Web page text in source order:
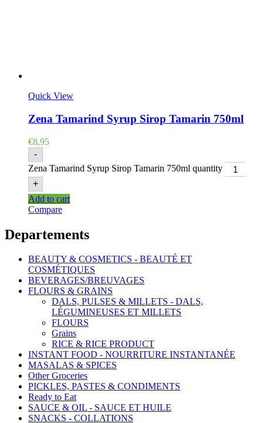
Quick View
Zena Tamarind Syrup Sirop Tamarin 750ml
€8,95
-
Zena Tamarind Syrup Sirop Tamarin 750ml quantity
+
Add to cart
Compare
Departements
BEAUTY & COSMETICS - BEAUTÉ ET
COSMÉTIQUES
BEVERAGES/BREUVAGES
FLOURS & GRAINS
DALS, PULSES & MILLETS - DALS,
LÉGUMINEUSES ET MILLETS
FLOURS
Grains
RICE & RICE PRODUCT
INSTANT FOOD - NOURRITURE INSTANTANÉE
MASALAS & SPICES
Other Groceries
PICKLES, PASTES & CONDIMENTS
Ready to Eat
SAUCE & OIL - SAUCE ET HUILE
SNACKS - COLLATIONS